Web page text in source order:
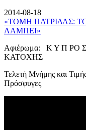
2014-08-18
«ΤΟΜΗ ΠΑΤΡΙΔΑΣ:
ΛΑΜΠΕΙ»
Αφιέρωμα: Κ Υ Π ΡΟ
ΚΑΤΟΧΗΣ
Τελετή Μνήμης και
Πρόσφυγες